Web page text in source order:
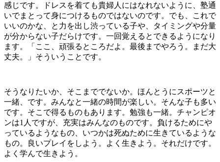
感じです。ドレスを着ても貴婦人にはなれないように、塾通
いでまとって身につけるものではないのです。でも、これで
いいのかな、と力を出し渋っている子や、タイミングや分量
が分からない子だらけです。一回覚えるとできるようになり
ます。「ここ、頑張るところだよ。最後までやろう。まだ大
丈夫。」そういうことです。
そうなりたいか、そこまででないか。ほんとうにスポーツと
一緒、です。みんなと一緒の時間が楽しい。そんな子も多い
です。そこで得るものもあります。勉強も一緒。チャンピオ
ンは1人ですが、充実はみんなのものです。負けるためにや
っているようなもの、いつかは死ぬために生きているような
もの。良いプレイをしよう。よく生きよう。それだけです。
よく学んで生きよう。